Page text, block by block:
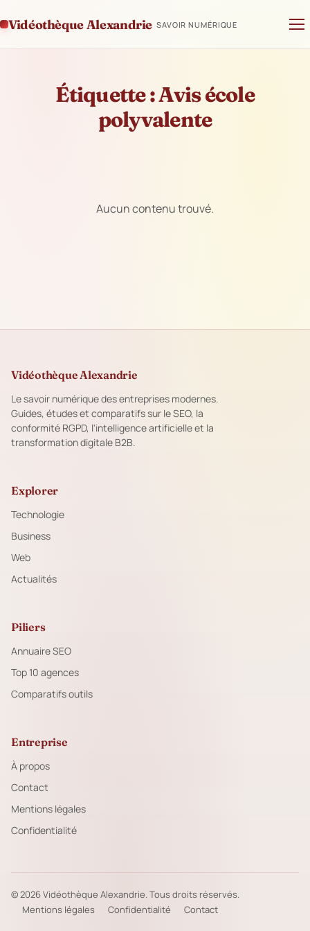
Vidéothèque Alexandrie SAVOIR NUMÉRIQUE
Étiquette :Avis école
polyvalente
Aucun contenu trouvé.
Vidéothèque Alexandrie
Le savoir numérique des entreprises modernes.
Guides, études et comparatifs sur le SEO, la
conformité RGPD, l'intelligence artificielle et la
transformation digitale B2B.
Explorer
Technologie
Business
Web
Actualités
Piliers
Annuaire SEO
Top 10 agences
Comparatifs outils
Entreprise
À propos
Contact
Mentions légales
Confidentialité
© 2026 Vidéothèque Alexandrie. Tous droits réservés.
Mentions légales
Confidentialité Contact